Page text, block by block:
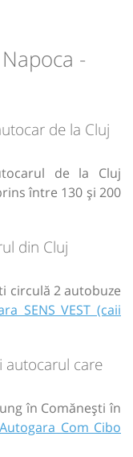
Cibo Trans
Zile de circulație:
Zile de circulație:
Cumpără
-
de la Cluj
de la Cluj
între 130 și 200
din Cluj
circulă 2 autobuze
SENS VEST (caii
autocarul care
în Comănești în
Autogara Com Cibo